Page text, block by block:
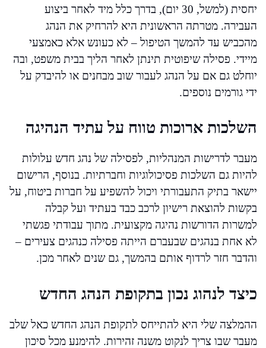
יחסית (למשל, 30 יום), בדרך כלל מיד לאחר ביצוע
העבירה. מטרתה הראשונית היא להרחיק את הנהג
מהכביש עד להמשך הטיפול – לא כעונש אלא כאמצעי
מיידי. פסילה שיפוטית תינתן לאחר הליך בבית משפט, ובה
יוחלט גם אם על הנהג לעבור שוב מבחנים או להיבדק על
ידי גורמים נוספים.
השלכות ארוכות טווח על עתיד הנהיגה
מעבר לדרישות המנהליות, לפסילה של נהג חדש עלולות
להיות גם השלכות פסיכולוגיות וחברתיות. בנוסף, הרישום
יישאר בתיק התעבורתי ויכול להשפיע על חברות ביטוח, על
בקשות להוצאת רישיון לרכב כבד בעתיד ועל קבלה
למשרות הדורשות נהיגה מקצועית. מתוך עבודתי פגשתי
לא אחת בנהגים שבעברם הייתה פסילה כנהגים צעירים –
והדבר חזר לרדוף אותם בהמשך, גם שנים לאחר מכן.
כיצד לנהוג נכון בתקופת הנהג החדש
ההמלצה שלי היא להתייחס לתקופת הנהג החדש כאל שלב
מעבר שבו צריך לנקוט משנה זהירות. להימנע מכל סיכון